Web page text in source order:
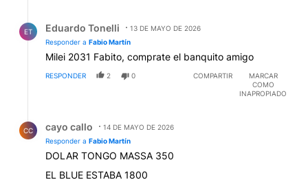
ET Eduardo Tonelli
13 DE MAYO DE 2026
Responder a Fabio Martín
Milei 2031 Fabito, comprate el banquito amigo
RESPONDER 2 0 COMPARTIR
MARCAR
COMO
INAPROPIADO
CC cayo callo
14 DE MAYO DE 2026
Responder a Fabio Martín
DOLAR TONGO MASSA 350
EL BLUE ESTABA 1800